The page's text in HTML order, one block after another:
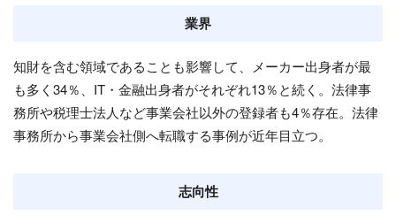
業界
知財を含む領域であることも影響して、メーカー出身者が最
も多く34％、IT・金融出身者がそれぞれ13％と続く。法律事
務所や税理士法人など事業会社以外の登録者も4％存在。法律
事務所から事業会社側へ転職する事例が近年目立つ。
志向性